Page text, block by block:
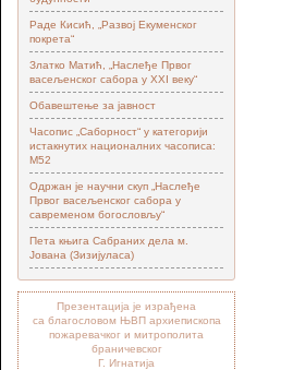
Раде Кисић, „Развој Екуменског
покрета“
Златко Матић, „Наслеђе Првог
васељенског сабора у XXI веку“
Обавештење за јавност
Часопис „Саборност“ у категорији
истакнутих националних часописа:
М52
Одржан је научни скуп „Наслеђе
Првог васељенског сабора у
савременом богословљу“
Пета књига Сабраних дела м.
Јована (Зизијуласа)
Презентација је израђена
са благословом ЊВП архиепископа
пожаревачког и митрополита
браничевског
Г. Игнатија